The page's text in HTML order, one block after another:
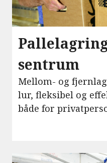
sentrum
Mellom- og
lur, fleksibel og
både for